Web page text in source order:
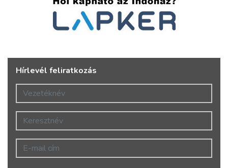
Hírlevél feliratkozás
Vezetéknév
Keresztnév
E-mail cím